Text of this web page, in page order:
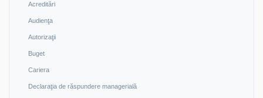
Acreditări
Audienţa
Autorizaţii
Buget
Cariera
Declaraţia de răspundere managerială